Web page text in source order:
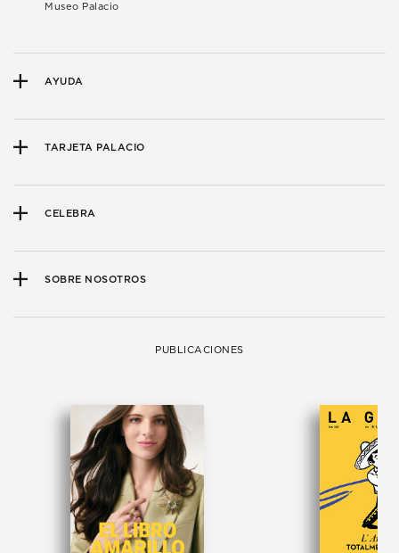
Museo Palacio
AYUDA
TARJETA PALACIO
CELEBRA
SOBRE NOSOTROS
PUBLICACIONES